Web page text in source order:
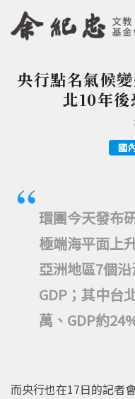
Jump
您在這裡
央行點名氣候
北10年
國
環團今天發布
極端海平面上
亞洲地區7個
GDP；其中台
萬、GDP約
而央行也在17日的記者